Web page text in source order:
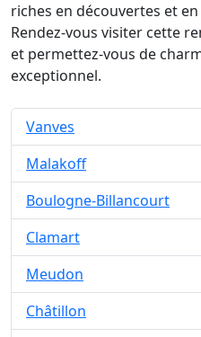
riches en découvertes et
Rendez-vous visiter cette
et permettez-vous de
exceptionnel.
Vanves
Malakoff
Boulogne-Billancourt
Clamart
Meudon
Châtillon